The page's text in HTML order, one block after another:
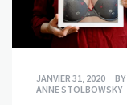
JANVIER 31, 2020
BY
ANNE STOLBOWSKY